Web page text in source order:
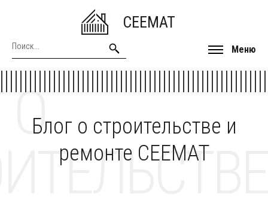
CEEMAT
Меню
Блог о строительстве и
ремонте CEEMAT
О